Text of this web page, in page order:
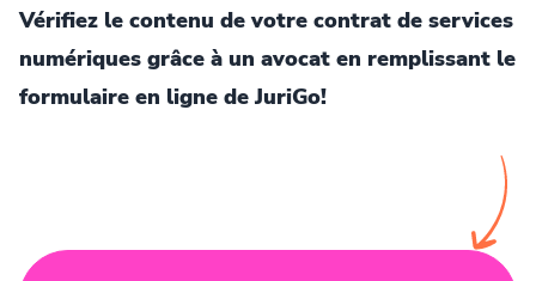
Vérifiez le contenu de votre contrat de services
numériques grâce à un avocat en remplissant le
formulaire en ligne de JuriGo!